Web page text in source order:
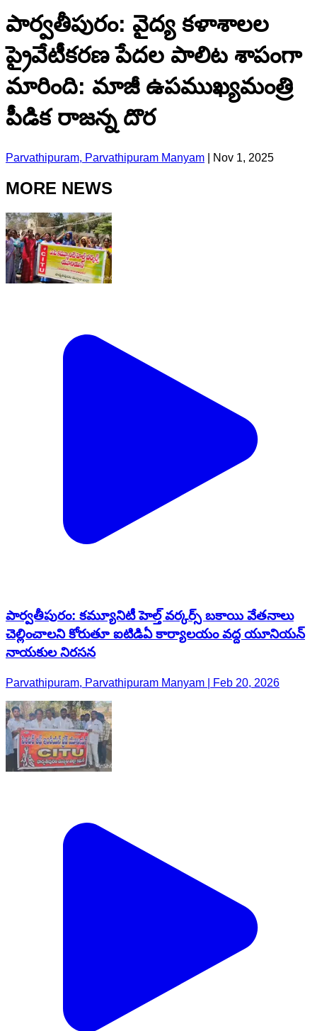
పార్వతీపురం: వైద్య కళాశాలల
ప్రైవేటీకరణ పేదల పాలిట శాపంగా
మారింది: మాజీ ఉపముఖ్యమంత్రి
పీడిక రాజన్న దొర
Parvathipuram, Parvathipuram Manyam Nov 1, 2025
MORE NEWS
పార్వతీపురం: కమ్యూనిటీ హెల్త్ వర్కర్స్ బకాయి వేతనాలు
చెల్లించాలని కోరుతూ ఐటిడిఏ కార్యాలయం వద్ద యూనియన్
నాయకుల నిరసన
Parvathipuram, Parvathipuram Manyam | Feb 20, 2026